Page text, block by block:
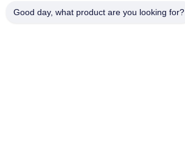
008613580404923
Good day, what product are you looking for?